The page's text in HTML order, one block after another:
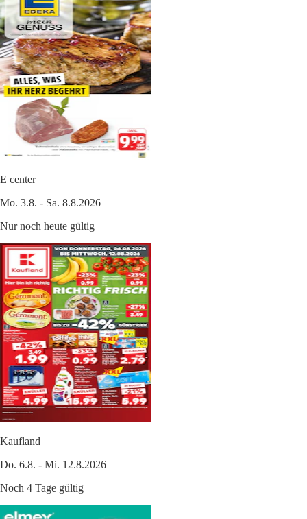
E center
Mo. 3.8. - Sa. 8.8.2026
Nur noch heute gültig
Kaufland
Do. 6.8. - Mi. 12.8.2026
Noch 4 Tage gültig